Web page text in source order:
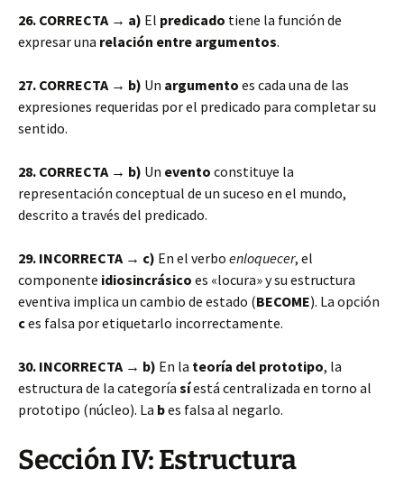
26. CORRECTA → a) El predicado tiene la función de
expresar una relación entre argumentos.
27. CORRECTA → b) Un argumento es cada una de las
expresiones requeridas por el predicado para completar su
sentido.
28. CORRECTA → b) Un evento constituye la
representación conceptual de un suceso en el mundo,
descrito a través del predicado.
29. INCORRECTA → c) En el verbo enloquecer, el
componente idiosincrásico es «locura» y su estructura
eventiva implica un cambio de estado (BECOME). La opción
ces falsa por etiquetarlo incorrectamente.
30. INCORRECTA → b) En la teoría del prototipo, la
estructura de la categoría síestá centralizada en torno al
prototipo (núcleo). La bes falsa al negarlo.
Sección IV: Estructura